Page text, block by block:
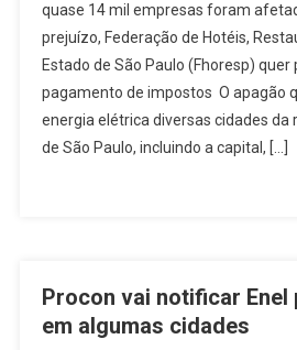
Prejuízo
De
R$
500
Milhões
A
São
Paulo,
quase 14 mil empresas foram
prejuízo, Federação de Hotéis,
Estado de São Paulo (Fhoresp)
pagamento de impostos O apagão
energia elétrica diversas cidades
de São Paulo, incluindo a capital, […]
Procon vai notificar Enel
em algumas cidades